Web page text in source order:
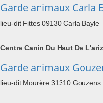
Garde animaux Carla
lieu-dit Fittes 09130 Carla Bayle
Centre Canin Du Haut De
Garde animaux
lieu-dit Mourère 31310 Gouzens